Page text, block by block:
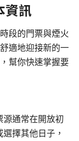
資訊
段的門票與煙火
適地迎接新的一
幫你快速掌握要
源通常在開放初
擇其他日子，